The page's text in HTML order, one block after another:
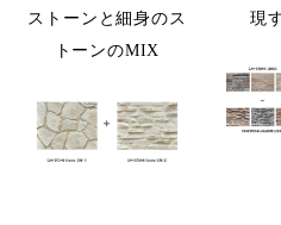
ストーンと細身のス
トーンのMIX
現